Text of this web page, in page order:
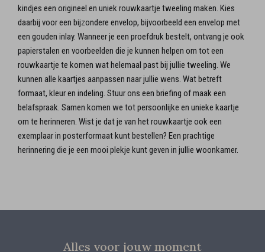
kindjes een origineel en uniek rouwkaartje tweeling maken. Kies
daarbij voor een bijzondere envelop, bijvoorbeeld een envelop met
een gouden inlay. Wanneer je een proefdruk bestelt, ontvang je ook
papierstalen en voorbeelden die je kunnen helpen om tot een
rouwkaartje te komen wat helemaal past bij jullie tweeling. We
kunnen alle kaartjes aanpassen naar jullie wens. Wat betreft
formaat, kleur en indeling. Stuur ons een briefing of maak een
belafspraak. Samen komen we tot persoonlijke en unieke kaartje
om te herinneren. Wist je dat je van het rouwkaartje ook een
exemplaar in posterformaat kunt bestellen? Een prachtige
herinnering die je een mooi plekje kunt geven in jullie woonkamer.
Alles voor jouw moment